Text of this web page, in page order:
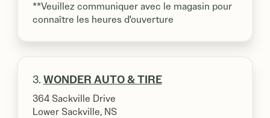
**Veuillez communiquer avec le magasin pour
connaître les heures d'ouverture
3. WONDER AUTO & TIRE
364 Sackville Drive
Lower Sackville, NS